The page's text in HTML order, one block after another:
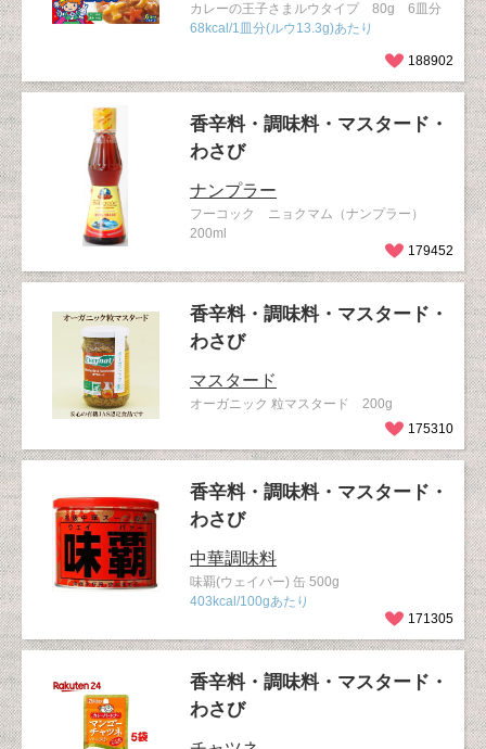
カレーの王子さまルウタイプ 80g 6皿分
68kcal/1皿分(ルウ13.3g)あたり
188902
香辛料・調味料・マスタード・
わさび
ナンプラー
フーコック ニョクマム（ナンプラー）
200ml
179452
香辛料・調味料・マスタード・
わさび
マスタード
オーガニック 粒マスタード 200g
175310
香辛料・調味料・マスタード・
わさび
中華調味料
味覇(ウェイパー) 缶 500g
403kcal/100gあたり
171305
香辛料・調味料・マスタード・
わさび